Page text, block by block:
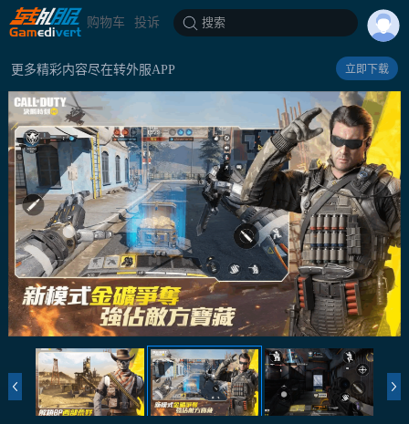
购物车 投诉 搜索
更多精彩内容尽在转外服APP 立即下载